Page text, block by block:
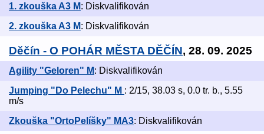
1. zkouška A3 M: Diskvalifikován
2. zkouška A3 M: Diskvalifikován
Děčín - O POHÁR MĚSTA DĚČÍN, 28. 09. 2025
Agility "Geloren" M: Diskvalifikován
Jumping "Do Pelechu" M : 2/15, 38.03 s, 0.0 tr. b., 5.55
m/s
Zkouška "OrtoPelíšky" MA3: Diskvalifikován